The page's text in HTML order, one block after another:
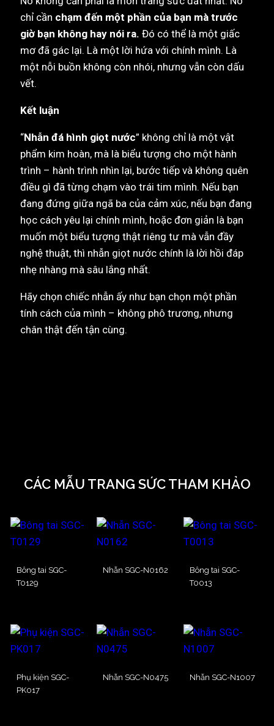
chỉ cần chạm đến một phần của bạn mà trước
giờ bạn không hay nói ra. Đó có thể là một giấc
mơ đã gác lại. Là một lời hứa với chính mình. Là
một nỗi buồn không còn nhói, nhưng vẫn còn dấu
vết.
Kết luận
“Nhẫn đá hình giọt nước” không chỉ là một vật
phẩm kim hoàn, mà là biểu tượng cho một hành
trình – hành trình nhìn lại, bước tiếp và không quên
điều gì đã từng chạm vào trái tim mình. Nếu bạn
đang đứng giữa ngã ba của cảm xúc, nếu bạn đang
học cách yêu lại chính mình, hoặc đơn giản là bạn
muốn một biểu tượng thật riêng tư mà vẫn đầy
nghệ thuật, thì nhẫn giọt nước chính là lời hồi đáp
nhẹ nhàng mà sâu lắng nhất.
Hãy chọn chiếc nhẫn ấy như bạn chọn một phần
tính cách của mình – không phô trương, nhưng
chân thật đến tận cùng.
CÁC MẪU TRANG SỨC THAM KHẢO
Bông tai SGC-
T0129
Nhẫn SGC-N0162
Bông tai SGC-
T0013
Phụ kiện SGC-
PK017
Nhẫn SGC-N0475 Nhẫn SGC-N1007